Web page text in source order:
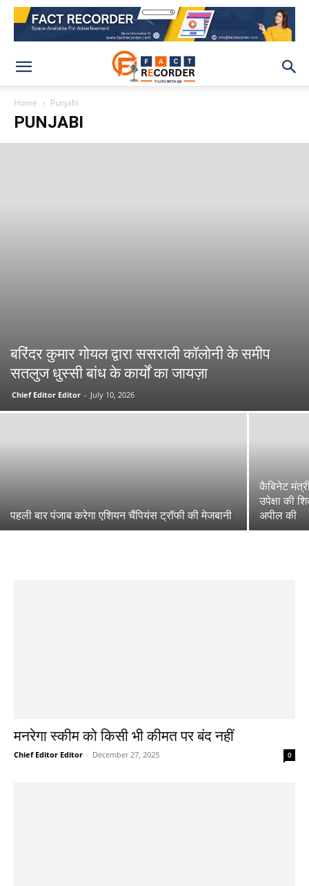
Home Punjabi
PUNJABI
बरिंदर कुमार गोयल द्वारा ससराली कॉलोनी के समीप
सतलुज धुस्सी बांध के कार्यों का जायज़ा
Chief Editor Editor - July 10, 2026
पहली बार पंजाब करेगा एशियन चैंपियंस ट्रॉफी की मेजबानी
कैबिनेट
उपेक्षा की
अपील की
मनरेगा स्कीम को किसी भी कीमत पर बंद नहीं
Chief Editor Editor - December 27, 2025 0